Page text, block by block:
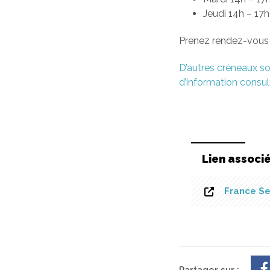
Jeudi 14h –
Prenez rendez-
D’autres créneaux
d’information
Lien
France